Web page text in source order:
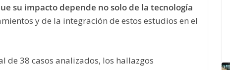
su impacto depende no solo de la tecnología
y de la integración de estos estudios en el
de 38 casos analizados, los hallazgos